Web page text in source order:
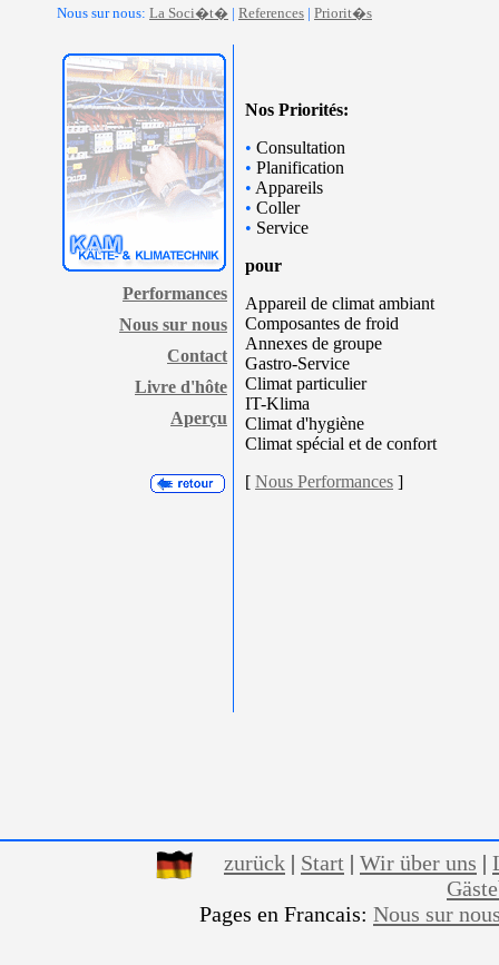
Nous sur nous: La Soci�t� | References | Priorit�s
Performances
Nous sur nous
Contact
Livre d'hôte
Aperçu
Nos Priorités:
• Consultation
• Planification
• Appareils
• Coller
• Service
pour
Appareil de climat ambiant
Composantes de froid
Annexes de groupe
Gastro-Service
Climat particulier
IT-Klima
Climat d'hygiène
Climat spécial et de confort
[ Nous Performances ]
zurück | Start | Wir über uns |
Pages en Francais: Nous sur